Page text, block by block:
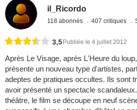
il_Ricordo
118 abonnés 407 critiques
3,5 Publiée le 4 juillet 2012
Après Le Visage, après L'Heure du
présente un nouveau type d'artistes,
adeptes de pratiques occultes. Ils sont
avoir présenté un spectacle
théâtre, le film se découpe en neuf